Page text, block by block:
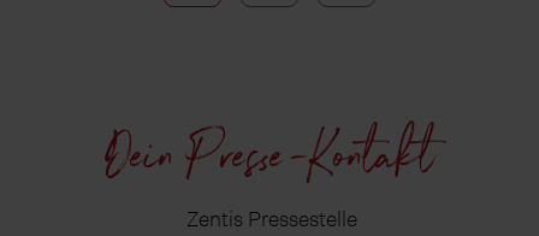
Dein Presse-Kontakt
Zentis Pressestelle